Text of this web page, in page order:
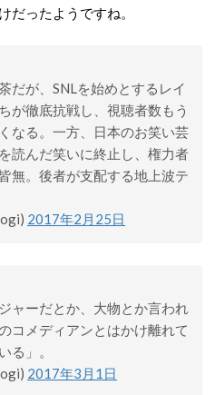
だったようですね。
だが、SNLを始めとするレイ
が徹底抗戦し、視聴者数もう
なる。一方、日本のお笑い芸
読んだ笑いに終止し、権力者
無。後者が支配する地上波テ
2017年2月25日
ャーだとか、大物とか言われ
コメディアンとはかけ離れて
る」。
2017年3月1日